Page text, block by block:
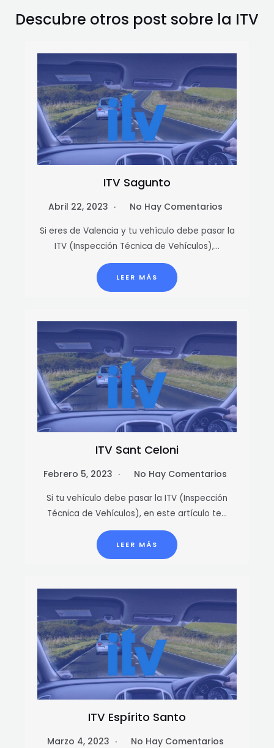
Descubre otros post sobre la ITV
ITV Sagunto
Abril 22, 2023 No Hay Comentarios
Si eres de Valencia y tu vehículo debe pasar la
ITV (Inspección Técnica de Vehículos),…
LEER MÁS
ITV Sant Celoni
Febrero 5, 2023 No Hay Comentarios
Si tu vehículo debe pasar la ITV (Inspección
Técnica de Vehículos), en este artículo te…
LEER MÁS
ITV Espírito Santo
Marzo 4, 2023 No Hay Comentarios